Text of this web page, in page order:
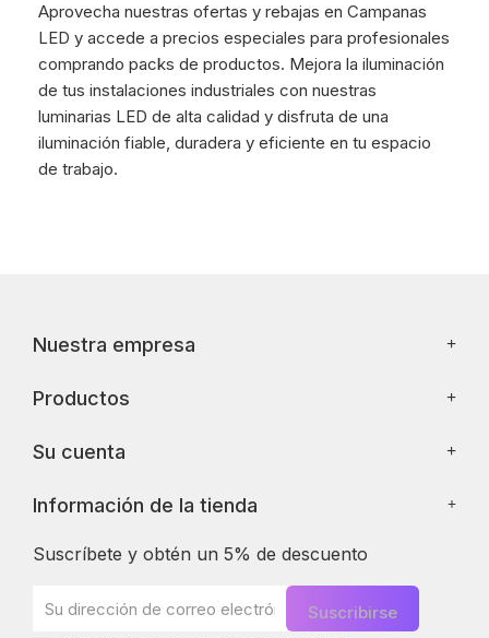
Aprovecha nuestras ofertas y rebajas en Campanas
LED y accede a precios especiales para profesionales
comprando packs de productos. Mejora la iluminación
de tus instalaciones industriales con nuestras
luminarias LED de alta calidad y disfruta de una
iluminación fiable, duradera y eficiente en tu espacio
de trabajo.
Nuestra empresa
Productos
Su cuenta
Información de la tienda
Suscríbete y obtén un 5% de descuento